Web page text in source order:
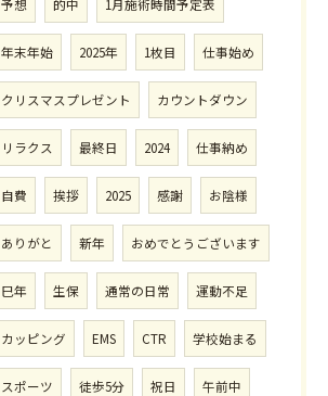
予想 的中 1月施術時間予定表
年末年始 2025年 1枚目 仕事始め
クリスマスプレゼント カウントダウン
リラクス 最終日 2024 仕事納め
自費 挨拶 2025 感謝 お陰様
ありがと 新年 おめでとうございます
巳年 生保 通常の日常 運動不足
カッピング EMS CTR 学校始まる
スポーツ 徒歩5分 祝日 午前中